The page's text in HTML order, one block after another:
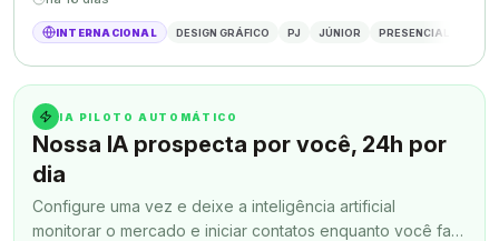
INTERNACIONAL DESIGN GRÁFICO PJ JÚNIOR PRESENCIAL
IA PILOTO AUTOMÁTICO
Nossa IA prospecta por você, 24h por
dia
Configure uma vez e deixe a inteligência artificial
monitorar o mercado e iniciar contatos enquanto você faz